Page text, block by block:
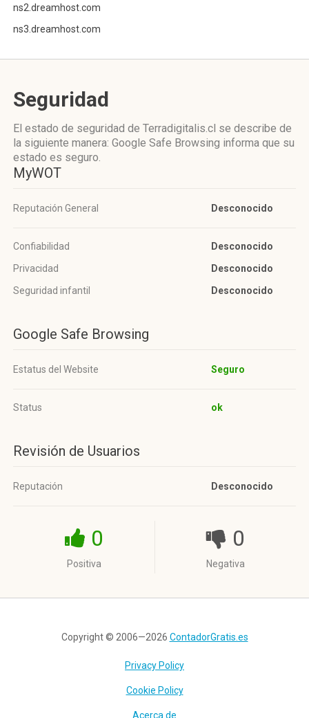
ns2.dreamhost.com
ns3.dreamhost.com
Seguridad
El estado de seguridad de Terradigitalis.cl se describe de
la siguiente manera: Google Safe Browsing informa que su
estado es seguro.
MyWOT
Reputación General Desconocido
Confiabilidad
Desconocido
Privacidad
Desconocido
Seguridad infantil
Desconocido
Google Safe Browsing
Estatus del Website Seguro
Status ok
Revisión de Usuarios
Reputación Desconocido
0
Positiva
0
Negativa
Copyright © 2006—2026 ContadorGratis.es
Privacy Policy
Cookie Policy
Acerca de